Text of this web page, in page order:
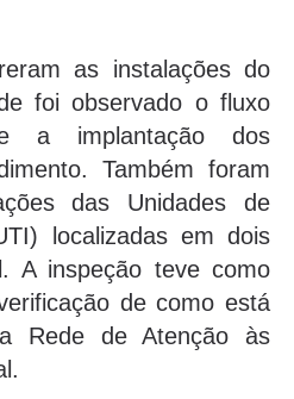
as instalações do
foi observado o fluxo
a implantação dos
Também foram
das Unidades de
localizadas em dois
A inspeção teve como
de como está
Rede de Atenção às